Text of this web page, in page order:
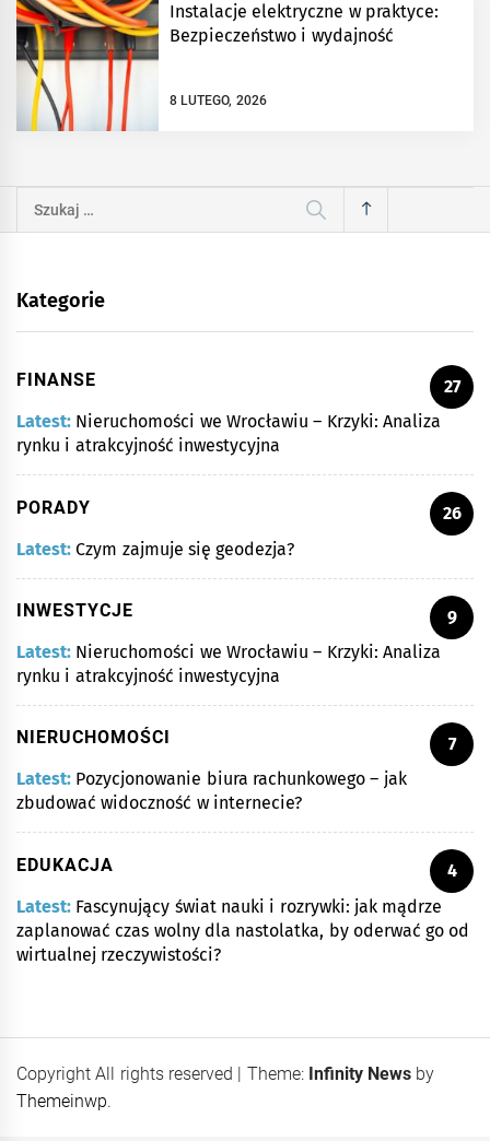
Instalacje elektryczne w praktyce:
Bezpieczeństwo i wydajność
8 LUTEGO, 2026
Szukaj:
Kategorie
FINANSE
27
Latest: Nieruchomości we Wrocławiu – Krzyki: Analiza
rynku i atrakcyjność inwestycyjna
PORADY
26
Latest: Czym zajmuje się geodezja?
INWESTYCJE
9
Latest: Nieruchomości we Wrocławiu – Krzyki: Analiza
rynku i atrakcyjność inwestycyjna
NIERUCHOMOŚCI
7
Latest: Pozycjonowanie biura rachunkowego – jak
zbudować widoczność w internecie?
EDUKACJA
4
Latest: Fascynujący świat nauki i rozrywki: jak mądrze
zaplanować czas wolny dla nastolatka, by oderwać go od
wirtualnej rzeczywistości?
Copyright All rights reserved | Theme: Infinity News by
Themeinwp.